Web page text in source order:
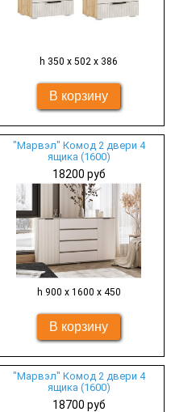
h 350 х 502 х 386
"Марвэл" Комод 2 двери 4
ящика (1600)
18200 руб
h 900 х 1600 х 450
"Марвэл" Комод 2 двери 4
ящика (1600)
18700 руб